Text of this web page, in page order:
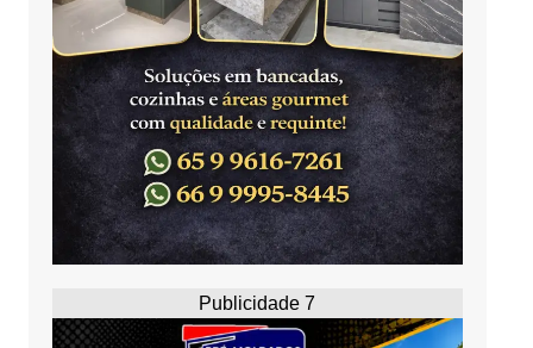
Publicidade 7